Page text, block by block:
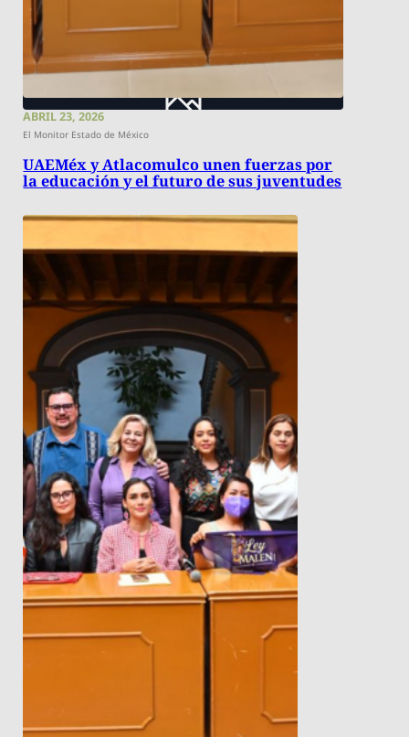
ABRIL 23, 2026
El Monitor Estado de México
UAEMéx y Atlacomulco unen fuerzas por
la educación y el futuro de sus juventudes